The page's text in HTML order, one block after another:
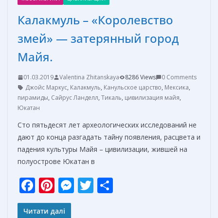
Калакмуль – «Королевство
змей» — затерянный город
Майя.
01.03.2019 Valentina Zhitanskaya 8286 Views
0 Comments
Джойс Маркус, Калакмуль, Канульское царство, Мексика,
пирамиды, Сайрус Ланделл, Тикаль, цивилизация майя,
Юкатан
Сто пятьдесят лет археологических исследований не
дают до конца разгадать тайну появления, расцвета и
падения культуры Майя – цивилизации, жившей на
полуострове Юкатан в
F
ac
Pi
nt
M T
Читати далі